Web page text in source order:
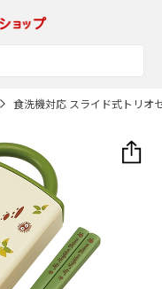
食洗機対応 スライド式トリオ